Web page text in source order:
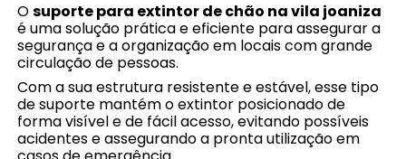
Osuporte para extintor de chão na vila joaniza
é uma solução prática e eficiente para assegurar a
segurança e a organização em locais com grande
circulação de pessoas.
Com a sua estrutura resistente e estável, esse tipo
de suporte mantém o extintor posicionado de
forma visível e de fácil acesso, evitando possíveis
acidentes e assegurando a pronta utilização em